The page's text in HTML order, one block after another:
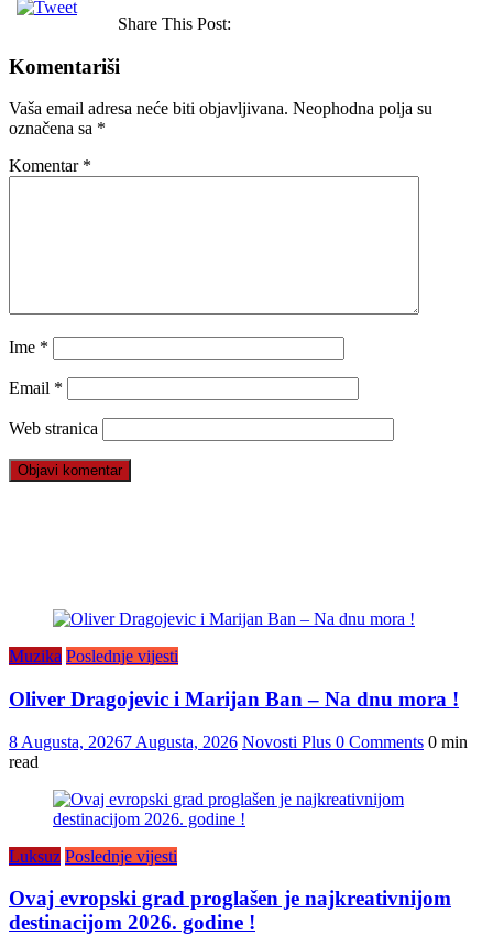
Share This Post:
Komentariši
Vaša email adresa neće biti objavljivana. Neophodna polja su
označena sa *
Komentar *
Ime *
Email *
Web stranica
Muzika Poslednje vijesti
Oliver Dragojevic i Marijan Ban – Na dnu mora !
8 Augusta, 20267 Augusta, 2026 Novosti Plus 0 Comments 0 min
read
Luksuz Poslednje vijesti
Ovaj evropski grad proglašen je najkreativnijom
destinacijom 2026. godine !